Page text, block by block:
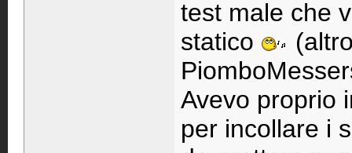
test male che
statico
Avevo proprio
per incollare i